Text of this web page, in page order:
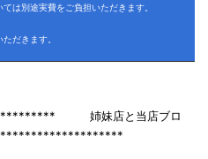
は別途実費をご負担いただきます。
だきます。
姉妹店と当店ブロ